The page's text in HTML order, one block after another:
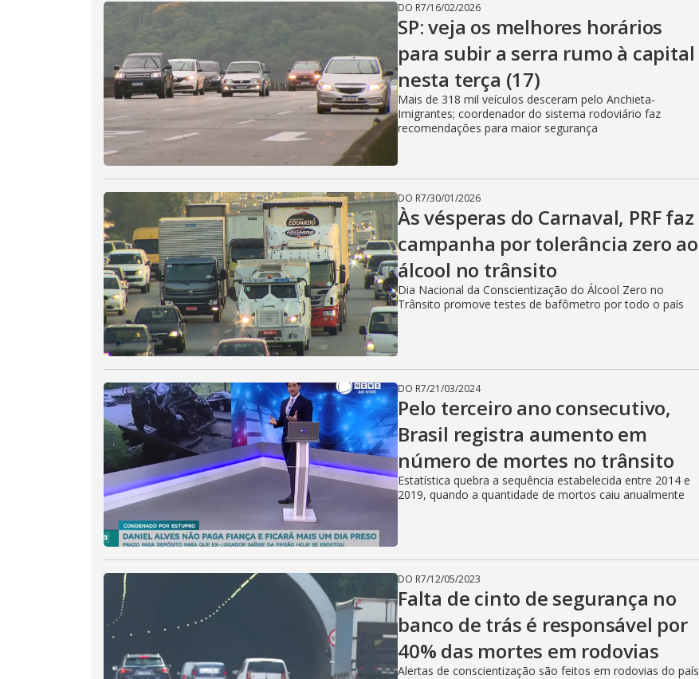
DO R7/16/02/2026
SP: veja os melhores horários
para subir a serra rumo à capital
nesta terça (17)
Mais de 318 mil veículos desceram pelo Anchieta-
Imigrantes; coordenador do sistema rodoviário faz
recomendações para maior segurança
DO R7/30/01/2026
Às vésperas do Carnaval, PRF faz
campanha por tolerância zero ao
álcool no trânsito
Dia Nacional da Conscientização do Álcool Zero no
Trânsito promove testes de bafômetro por todo o país
DO R7/21/03/2024
Pelo terceiro ano consecutivo,
Brasil registra aumento em
número de mortes no trânsito
Estatística quebra a sequência estabelecida entre 2014 e
2019, quando a quantidade de mortos caiu anualmente
DO R7/12/05/2023
Falta de cinto de segurança no
banco de trás é responsável por
40% das mortes em rodovias
Alertas de conscientização são feitos em rodovias do país